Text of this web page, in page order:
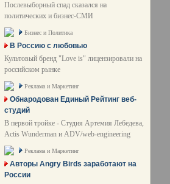
Послевыборный спад сказался на
политических и бизнес-СМИ
Бизнес и Политика
В Россию с любовью
Культовый бренд "Love is" лицензировали на
российском рынке
Реклама и Маркетинг
Обнародован Единый Рейтинг веб-
студий
В первой тройке - Студия Артемия Лебедева,
Actis Wunderman и ADV/web-engineering
Реклама и Маркетинг
Авторы Angry Birds заработают на
России